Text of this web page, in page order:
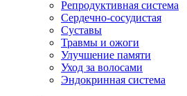
Репродуктивная система
Сердечно-сосудистая
Суставы
Травмы и ожоги
Улучшение памяти
Уход за волосами
Эндокринная система